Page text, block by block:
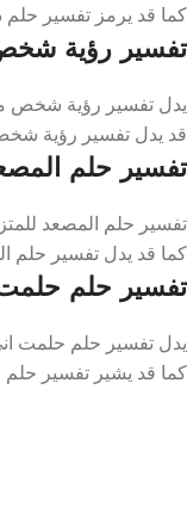
كما قد يرمز تفسير حلم
تفسير رؤية
يدل تفسير رؤية شخص
قد يدل تفسير رؤية
تفسير حلم
تفسير حلم المصعد
كما قد يدل تفسير حلم
تفسير حلم
يدل تفسير حلم حلمت
كما قد يشير تفسير